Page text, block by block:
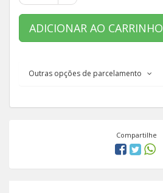
ADICIONAR AO CARRINHO
Outras opções de parcelamento
Compartilhe